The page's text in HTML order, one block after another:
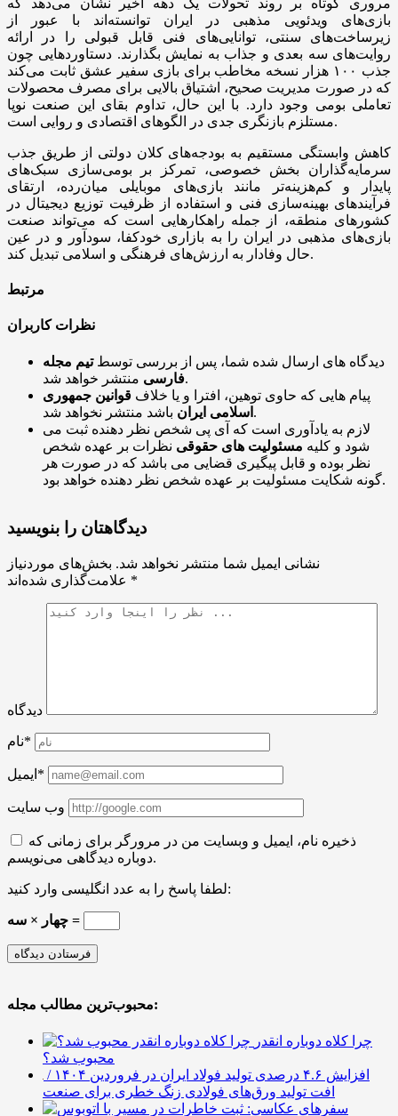
بازی‌های ویدئویی مذهبی در ایران توانسته‌اند با عبور از
زیرساخت‌های سنتی، توانایی‌های فنی قابل قبولی را در ارائه
روایت‌های سه بعدی و جذاب به نمایش بگذارند. دستاوردهایی چون
جذب ۱۰۰ هزار نسخه مخاطب برای بازی سفیر عشق ثابت می‌کند
که در صورت مدیریت صحیح، اشتیاق بالایی برای مصرف محصولات
تعاملی بومی وجود دارد. با این حال، تداوم بقای این صنعت نوپا
مستلزم بازنگری جدی در الگوهای اقتصادی و روایی است.
کاهش وابستگی مستقیم به بودجه‌های کلان دولتی از طریق جذب
سرمایه‌گذاران بخش خصوصی، تمرکز بر بومی‌سازی سبک‌های
پایدار و کم‌هزینه‌تر مانند بازی‌های موبایلی میان‌رده، ارتقای
فرآیندهای بهینه‌سازی فنی و استفاده از ظرفیت توزیع دیجیتال در
کشورهای منطقه، از جمله راهکارهایی است که می‌تواند صنعت
بازی‌های مذهبی در ایران را به بازاری خودکفا، سودآور و در عین
حال وفادار به ارزش‌های فرهنگی و اسلامی تبدیل کند.
مرتبط
نظرات کاربران
دیدگاه های ارسال شده شما، پس از بررسی توسطتیم مجله
فارسیمنتشر خواهد شد.
پیام هایی که حاوی توهین، افترا و یا خلاف قوانین جمهوری
اسلامی ایران باشد منتشر نخواهد شد.
لازم به یادآوری است که آی پی شخص نظر دهنده ثبت می
شود و کلیه مسئولیت های حقوقی نظرات بر عهده شخص
نظر بوده و قابل پیگیری قضایی می باشد که در صورت هر
گونه شکایت مسئولیت بر عهده شخص نظر دهنده خواهد بود.
دیدگاهتان را بنویسید
نشانی ایمیل شما منتشر نخواهد شد. بخش‌های موردنیاز
*
دیدگاه
نام*
ایمیل*
وب سایت
ذخیره نام، ایمیل و وبسایت من در مرورگر برای زمانی که
دوباره دیدگاهی می‌نویسم.
لطفا پاسخ را به عدد انگلیسی وارد کنید:
چهار × سه =
محبوب‌ترین مطالب مجله:
چرا کلاه دوباره انقدر
محبوب شد؟
افزایش ۴.۶ درصدی تولید فولاد ایران در فروردین ۱۴۰۴ /
افت تولید ورق‌های فولادی زنگ خطری برای صنعت